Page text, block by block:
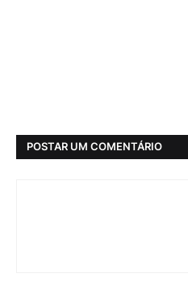
POSTAR UM COMENTÁRIO